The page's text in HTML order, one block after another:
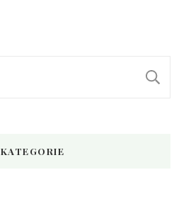
KATEGORIE